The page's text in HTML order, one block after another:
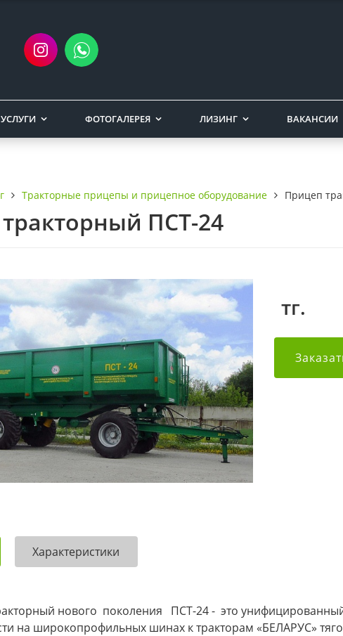
УСЛУГИ ФОТОГАЛЕРЕЯ ЛИЗИНГ ВАКАНСИИ
Тракторные прицепы и прицепное оборудование Прицеп
ПСТ-24
тг.
Характеристики
нового поколения ПСТ-24 - это
на широкопрофильных шинах к тракторам «БЕЛАРУС»